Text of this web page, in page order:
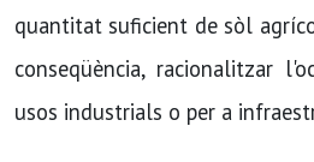
quantitat suficient de sòl
conseqüència, racionalitzar
usos industrials o per a